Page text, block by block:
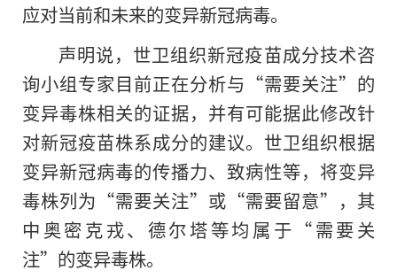
应对当前和未来的变异新冠病毒。
声明说，世卫组织新冠疫苗成分技术咨
询小组专家目前正在分析与“需要关注”的
变异毒株相关的证据，并有可能据此修改针
对新冠疫苗株系成分的建议。世卫组织根据
变异新冠病毒的传播力、致病性等，将变异
毒株列为“需要关注”或“需要留意”，其
中奥密克戎、德尔塔等均属于“需要关
注”的变异毒株。